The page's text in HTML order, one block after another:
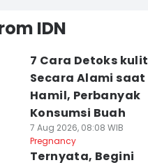
IDN
7 Cara Detoks kulit
Secara Alami saat
Hamil, Perbanyak
Konsumsi Buah
7 Aug 2026, 08:08 WIB
Pregnancy
Ternyata, Begini